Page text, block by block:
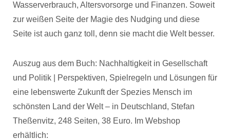
Wasserverbrauch, Altersvorsorge und Finanzen. Soweit
zur weißen Seite der Magie des Nudging und diese
Seite ist auch ganz toll, denn sie macht die Welt besser.
Auszug aus dem Buch: Nachhaltigkeit in Gesellschaft
und Politik | Perspektiven, Spielregeln und Lösungen für
eine lebenswerte Zukunft der Spezies Mensch im
schönsten Land der Welt – in Deutschland, Stefan
Theßenvitz, 248 Seiten, 38 Euro. Im Webshop
erhältlich: